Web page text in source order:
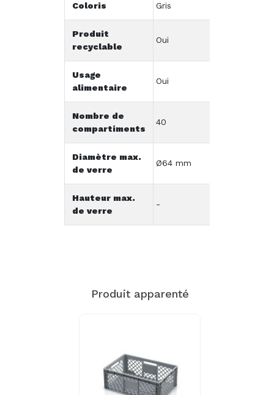
Coloris Gris
Produit
recyclable
Oui
Usage
alimentaire
Oui
Nombre de
compartiments
40
Diamètre max.
de verre
Ø64 mm
Hauteur max.
de verre
-
Produit apparenté